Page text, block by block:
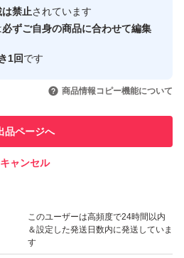
心・安全なユーザーです
引を完了させた実績があります
での取引実績があります
このユーザーは高頻度で24時間以内
＆設定した発送日数内に発送していま
す
禁止されています
必ずご自身の商品に合わせて編集
1回です
商品情報コピー機能について
品ページへ
キャンセル